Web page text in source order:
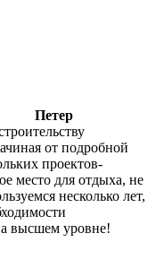
Петер
от подробной
проектов-
место для отдыха, не
несколько лет,
высшем уровне!